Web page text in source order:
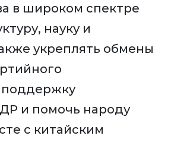
в широком спектре
науку и
укреплять обмены
поддержку
и помочь народу
с китайским